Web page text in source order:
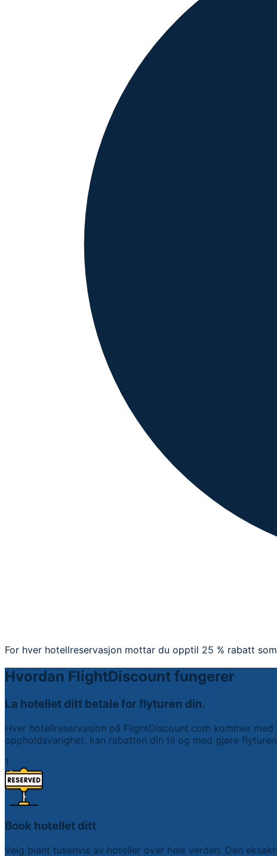
For hver hotellreservasjon mottar du opptil 25 % rabatt
Hvordan FlightDiscount fungerer
La hotellet ditt betale for flyturen din.
Hver hotellreservasjon på FlightDiscount.com kommer
oppholdsvarighet, kan rabatten din til og med gjøre
1
Book hotellet ditt
Velg blant tusenvis av hoteller over hele verden. Den